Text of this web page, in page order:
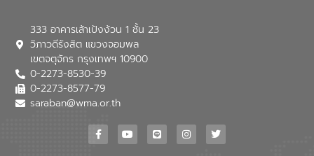
333 อาคารเล้าเป้งง้วน 1 ชั้น 23
วิภาวดีรังสิต แขวงจอมพล
เขตจตุจักร กรุงเทพฯ 10900
0-2273-8530-39
0-2273-8577-79
saraban@wma.or.th